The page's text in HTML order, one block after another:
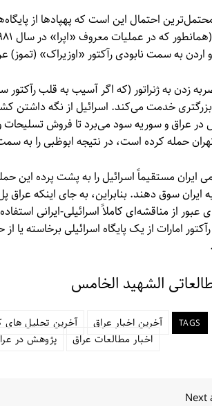
محتمل‌ترین احتمال این است که پهپادها از
اردن به سمت نابودی رآکتور «اوزیراک» (تموز)
زدن به ژنراتور (که اگر آسیب به قلب
بزرگتری خدمت می‌کند. اسرائیل از نگه داشتن
در عراق و سوریه سود می‌برد تا فروش
حمله کرده است، در نتیجه ابوظبی را به
ایران مستقیماً اسرائیل را به پشت پرده
ایران سوق دهند. بنابراین، به جای اینکه
عبور از مناقشه‌ای کاملاً اسرائیلی-ایرانی
امارات از یک پایگاه اسرائیلی برخاسته
الشهید الخامس
TAGS آخرین اخبار عراق آخرین تحلیل های
اخبار مطالعات عراق
پژوهش در
Next